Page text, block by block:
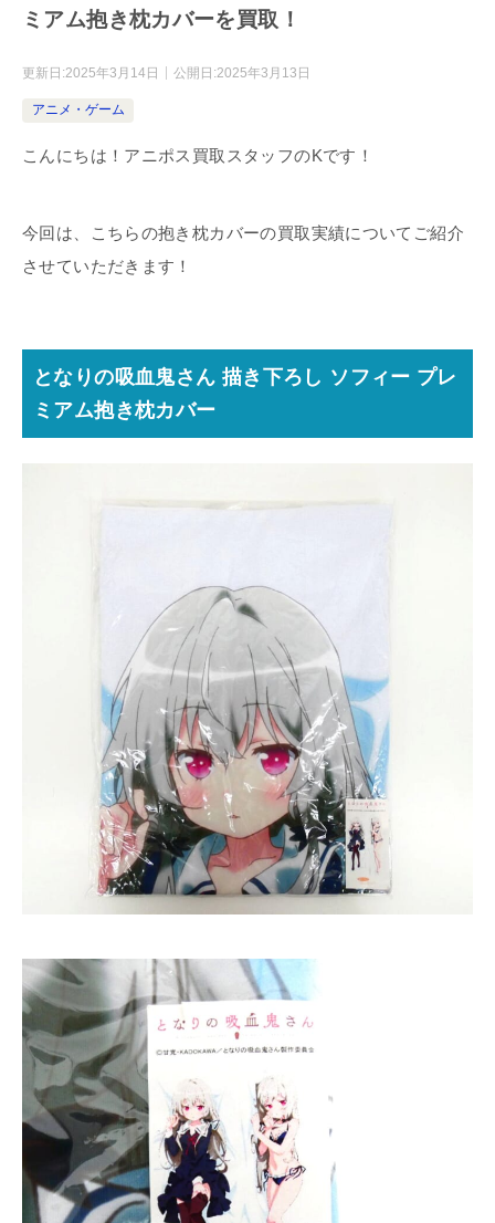
ミアム抱き枕カバーを買取！
更新日:2025年3月14日 公開日:2025年3月13日
アニメ・ゲーム
こんにちは！アニポス買取スタッフのKです！
今回は、こちらの抱き枕カバーの買取実績についてご紹介
させていただきます！
となりの吸血鬼さん 描き下ろし ソフィー プレ
ミアム抱き枕カバー